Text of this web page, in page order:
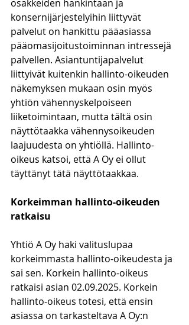
osakkeiden hankintaan ja
konsernijärjestelyihin liittyvät
palvelut on hankittu pääasiassa
pääomasijoitustoiminnan intressejä
palvellen. Asiantuntijapalvelut
liittyivät kuitenkin hallinto-oikeuden
näkemyksen mukaan osin myös
yhtiön vähennyskelpoiseen
liiketoimintaan, mutta tältä osin
näyttötaakka vähennysoikeuden
laajuudesta on yhtiöllä. Hallinto-
oikeus katsoi, että A Oy ei ollut
täyttänyt tätä näyttötaakkaa.
Korkeimman hallinto-oikeuden
ratkaisu
Yhtiö A Oy haki valituslupaa
korkeimmasta hallinto-oikeudesta ja
sai sen. Korkein hallinto-oikeus
ratkaisi asian 02.09.2025. Korkein
hallinto-oikeus totesi, että ensin
asiassa on tarkasteltava A Oy:n